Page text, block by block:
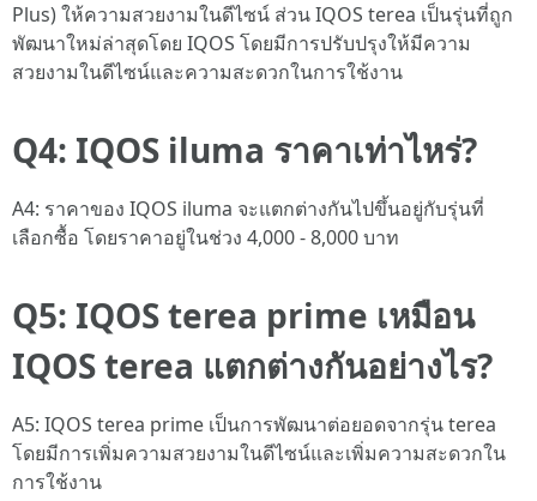
Plus) ให้ความสวยงามในดีไซน์ ส่วน IQOS terea เป็นรุ่นที่ถูก
พัฒนาใหม่ล่าสุดโดย IQOS โดยมีการปรับปรุงให้มีความ
สวยงามในดีไซน์และความสะดวกในการใช้งาน
Q4: IQOS iluma ราคาเท่าไหร่?
A4: ราคาของ IQOS iluma จะแตกต่างกันไปขึ้นอยู่กับรุ่นที่
เลือกซื้อ โดยราคาอยู่ในช่วง 4,000 - 8,000 บาท
Q5: IQOS terea prime เหมือน
IQOS terea แตกต่างกันอย่างไร?
A5: IQOS terea prime เป็นการพัฒนาต่อยอดจากรุ่น terea
โดยมีการเพิ่มความสวยงามในดีไซน์และเพิ่มความสะดวกใน
การใช้งาน